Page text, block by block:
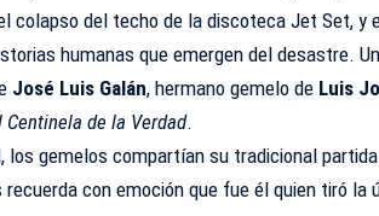
colapso del techo de la discoteca Jet Set, y
humanas que emergen del desastre.
José Luis Galán,hermano gemelo de Luis
Centinela de la Verdad.
los gemelos compartían su tradicional
recuerda con emoción que fue él quien tiró